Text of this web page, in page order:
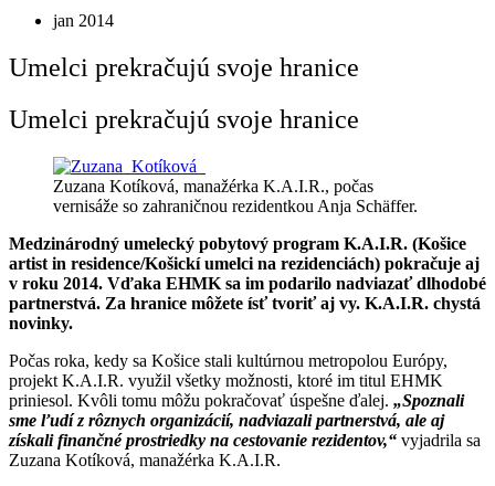
jan 2014
Umelci prekračujú svoje hranice
Umelci prekračujú svoje hranice
Zuzana Kotíková, manažérka K.A.I.R., počas
vernisáže so zahraničnou rezidentkou Anja Schäffer.
Medzinárodný umelecký pobytový program K.A.I.R. (Košice
artist in residence/Košickí umelci na rezidenciách) pokračuje aj
v roku 2014. Vďaka EHMK sa im podarilo nadviazať dlhodobé
partnerstvá. Za hranice môžete ísť tvoriť aj vy. K.A.I.R. chystá
novinky.
Počas roka, kedy sa Košice stali kultúrnou metropolou Európy,
projekt K.A.I.R. využil všetky možnosti, ktoré im titul EHMK
priniesol. Kvôli tomu môžu pokračovať úspešne ďalej. „Spoznali
sme ľudí z rôznych organizácií, nadviazali partnerstvá, ale aj
získali finančné prostriedky na cestovanie rezidentov,“ vyjadrila sa
Zuzana Kotíková, manažérka K.A.I.R.